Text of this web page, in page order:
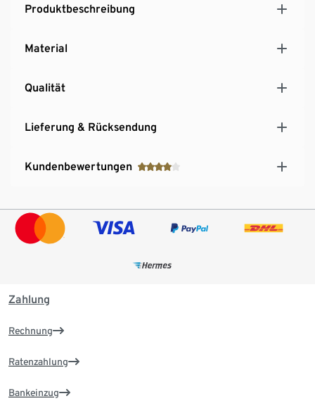
Produktbeschreibung
Material
Qualität
Lieferung & Rücksendung
Kundenbewertungen
Zahlung
Rechnung
Ratenzahlung
Bankeinzug